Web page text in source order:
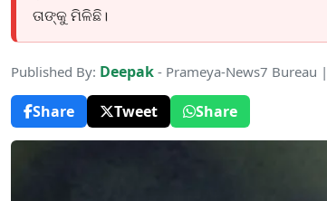
ତାଙ୍କୁ ମିଳିଛି।
Published By: Deepak - Prameya-News7 Bureau
Share
Tweet Share